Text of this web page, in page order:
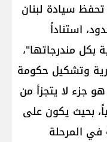
سيادة لبنان
استناداً
بكل مندرجاتها"،
وتشكيل حكومة
جزء لا يتجزأ من
بحيث يكون على
في المرحلة